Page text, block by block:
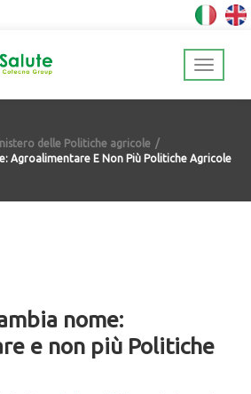
delle Politiche agricole
Agroalimentare E Non Più Politiche Agricole
nome:
e non più Politiche